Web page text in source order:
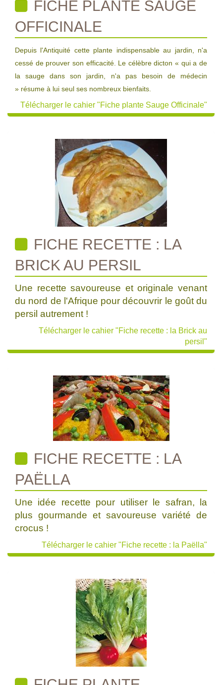
FICHE PLANTE SAUGE
OFFICINALE
Depuis l'Antiquité cette plante indispensable au jardin, n'a
cessé de prouver son efficacité. Le célèbre dicton « qui a de
la sauge dans son jardin, n'a pas besoin de médecin
» résume à lui seul ses nombreux bienfaits.
Télécharger le cahier "Fiche plante Sauge Officinale"
FICHE RECETTE : LA
BRICK AU PERSIL
Une recette savoureuse et originale venant
du nord de l'Afrique pour découvrir le goût du
persil autrement !
Télécharger le cahier "Fiche recette : la Brick au
persil"
FICHE RECETTE : LA
PAËLLA
Une idée recette pour utiliser le safran, la
plus gourmande et savoureuse variété de
crocus !
Télécharger le cahier "Fiche recette : la Paëlla"